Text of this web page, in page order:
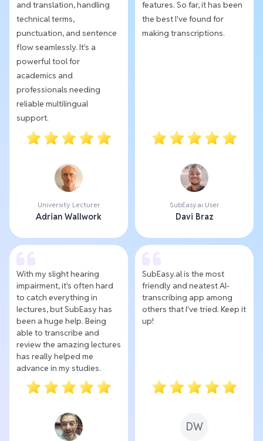
and translation, handling
technical terms,
punctuation, and sentence
flow seamlessly. It's a
powerful tool for
academics and
professionals needing
reliable multilingual
support.
University Lecturer
Adrian Wallwork
features. So far, it has been
the best I've found for
making transcriptions.
SubEasy.ai User
Davi Braz
With my slight hearing
impairment, it's often hard
to catch everything in
lectures, but SubEasy has
been a huge help. Being
able to transcribe and
review the amazing lectures
has really helped me
advance in my studies.
SubEasy.al is the most
friendly and neatest AI-
transcribing app among
others that I've tried. Keep it
up!
DW